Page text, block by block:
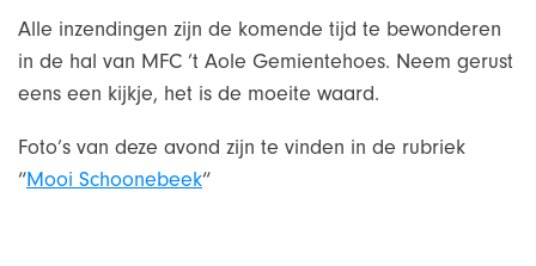
Alle inzendingen zijn de komende tijd te bewonderen
in de hal van MFC ’t Aole Gemientehoes. Neem gerust
eens een kijkje, het is de moeite waard.
Foto’s van deze avond zijn te vinden in de rubriek
“Mooi Schoonebeek“